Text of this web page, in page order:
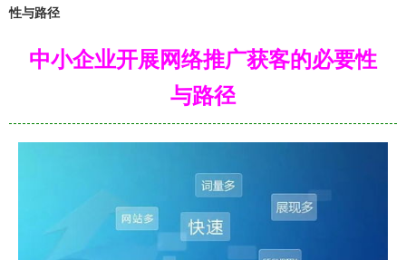
性与路径
中小企业开展网络推广获客的必要性
与路径